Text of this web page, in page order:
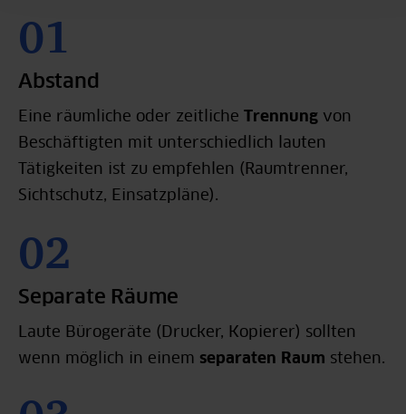
Abstand
Eine räumliche oder zeitliche Trennung von
Beschäftigten mit unterschiedlich lauten
Tätigkeiten ist zu empfehlen (Raumtrenner,
Sichtschutz, Einsatzpläne).
Separate Räume
Laute Bürogeräte (Drucker, Kopierer) sollten
wenn möglich in einem separaten Raum stehen.